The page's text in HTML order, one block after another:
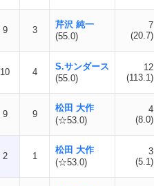
9 3
芹沢 純一
(55.0)
7
(20.7)
10 4
S.サンダース
(55.0)
12
(113.1)
9 9
松田 大作
(☆53.0)
4
(8.0)
2 1
松田 大作
(☆53.0)
3
(5.1)